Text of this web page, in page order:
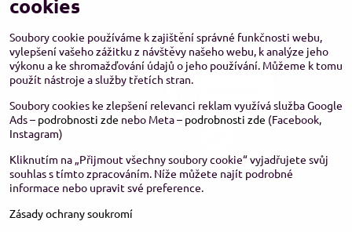
143 00 Praha 4 – Modřany
cookies
Soubory cookie používáme k zajištění správné funkčnosti webu,
vylepšení vašeho zážitku z návštěvy našeho webu, k analýze jeho
výkonu a ke shromažďování údajů o jeho používání. Můžeme k tomu
použít nástroje a služby třetích stran.
Soubory cookies ke zlepšení relevanci reklam využívá služba Google
Ads – podrobnosti zde nebo Meta – podrobnosti zde (Facebook,
Instagram)
Kliknutím na „Přijmout všechny soubory cookie“ vyjadřujete svůj
souhlas s tímto zpracováním. Níže můžete najít podrobné
informace nebo upravit své preference.
Zásady ochrany soukromí